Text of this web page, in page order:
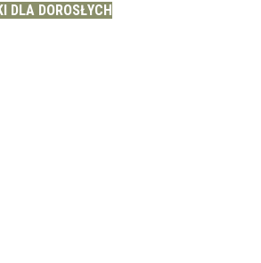
DLA DOROSŁYCH